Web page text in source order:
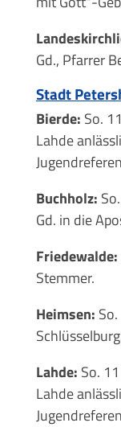
Gd., Pfarrer
Stadt
Bierde: So.
Lahde
Buchholz:
Gd. in die
Friedewalde:
Stemmer.
Heimsen:
Lahde: So.
Lahde